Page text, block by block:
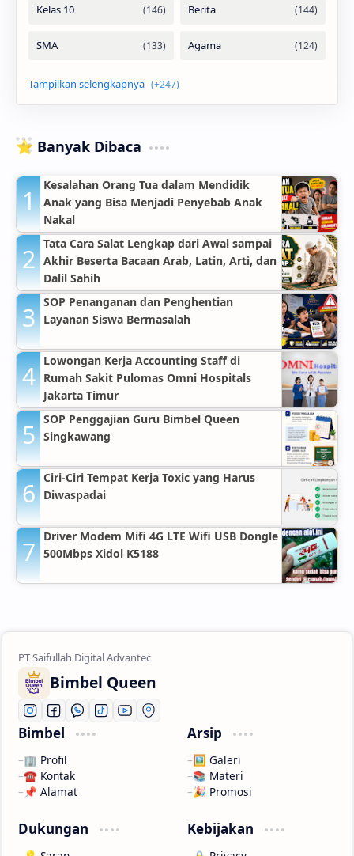
⭐ Banyak Dibaca
Kesalahan Orang Tua dalam Mendidik
Anak yang Bisa Menjadi Penyebab Anak
Nakal
Tata Cara Salat Lengkap dari Awal sampai
Akhir Beserta Bacaan Arab, Latin, Arti, dan
Dalil Sahih
SOP Penanganan dan Penghentian
Layanan Siswa Bermasalah
Lowongan Kerja Accounting Staff di
Rumah Sakit Pulomas Omni Hospitals
Jakarta Timur
SOP Penggajian Guru Bimbel Queen
Singkawang
Ciri-Ciri Tempat Kerja Toxic yang Harus
Diwaspadai
Driver Modem Mifi 4G LTE Wifi USB Dongle
500Mbps Xidol K5188
Bimbel Queen
Bimbel
🏢 Profil
☎️ Kontak
📌 Alamat
Arsip
🖼️ Galeri
📚 Materi
🎉 Promosi
Dukungan Kebijakan